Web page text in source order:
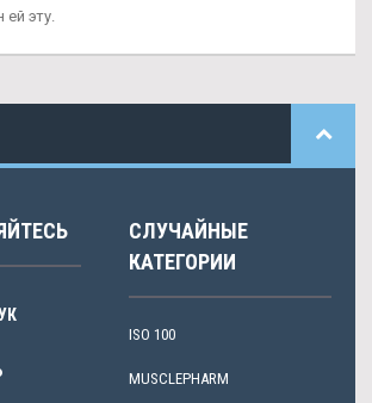
эту.
СЛУЧАЙНЫЕ
КАТЕГОРИИ
ISO 100
MUSCLEPHARM